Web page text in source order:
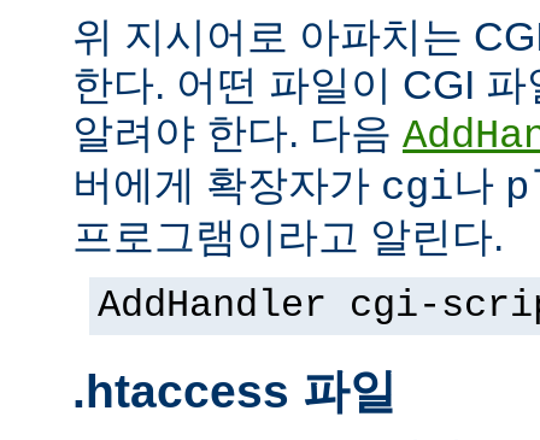
위 지시어로 아파치는
한다. 어떤 파일이 CGI
알려야 한다. 다음
버에게 확장자가 cgi나
프로그램이라고 알린다.
AddHandler cgi-
.htaccess 파일